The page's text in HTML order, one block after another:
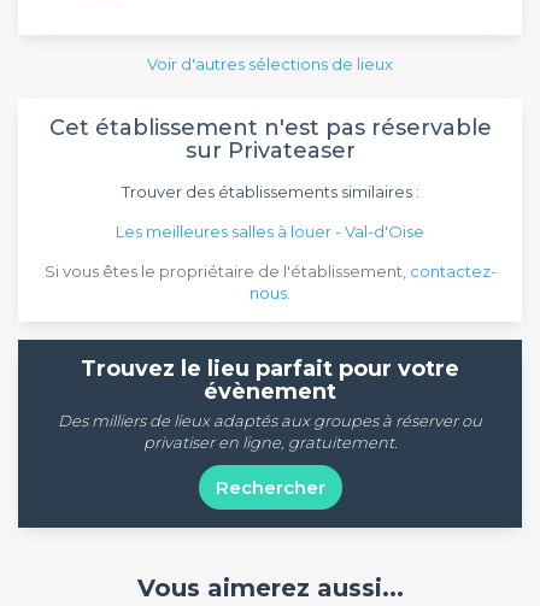
Voir d'autres sélections de lieux
Cet établissement n'est pas réservable
sur Privateaser
Trouver des établissements similaires :
Les meilleures salles à louer - Val-d'Oise
Si vous êtes le propriétaire de l'établissement, contactez-
nous
Trouvez le lieu parfait pour votre
évènement
Des milliers de lieux adaptés aux groupes à réserver ou
privatiser en ligne, gratuitement.
Rechercher
Vous aimerez aussi...